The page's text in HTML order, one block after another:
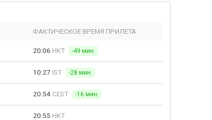
ФАКТИЧЕСКОЕ ВРЕМЯ ПРИЛЕТА
20:06 HKT -49 мин.
10:27 IST -28 мин.
20:54 CEST -16 мин.
20:55 HKT